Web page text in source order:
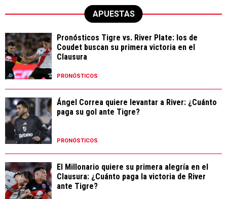
APUESTAS
Pronósticos Tigre vs. River Plate: los de
Coudet buscan su primera victoria en el
Clausura
PRONÓSTICOS
Ángel Correa quiere levantar a River: ¿Cuánto
paga su gol ante Tigre?
PRONÓSTICOS
El Millonario quiere su primera alegría en el
Clausura: ¿Cuánto paga la victoria de River
ante Tigre?